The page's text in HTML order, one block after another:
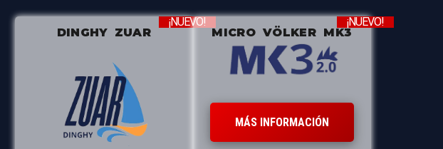
DINGHY ZUAR
¡NUEVO!
MICRO VÖLKER MK3
¡NUEVO!
MÁS INFORMACIÓN